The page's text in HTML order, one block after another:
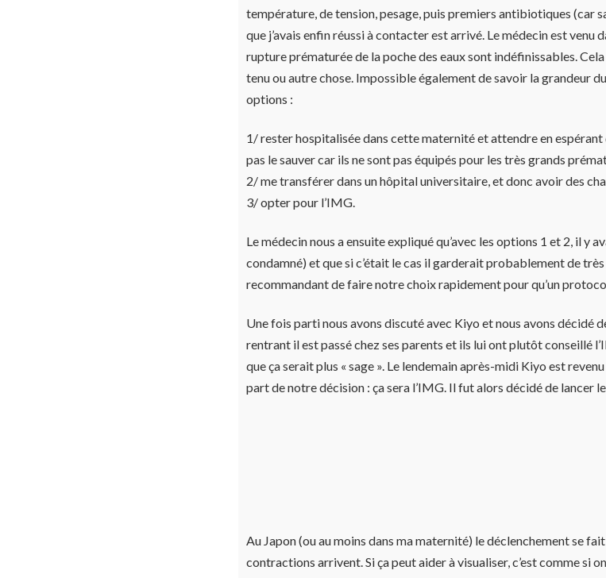
température, de tension, pesage, puis premiers antibiotiques (car
que j’avais enfin réussi à contacter est arrivé. Le médecin est venu
rupture prématurée de la poche des eaux sont indéfinissables.
tenu ou autre chose. Impossible également de savoir la grandeur
options :
1/ rester hospitalisée dans cette maternité et attendre en
pas le sauver car ils ne sont pas équipés pour les très grands
2/ me transférer dans un hôpital universitaire, et donc avoir des
3/ opter pour l’IMG.
Le médecin nous a ensuite expliqué qu’avec les options 1 et 2, il y
condamné) et que si c’était le cas il garderait probablement de
recommandant de faire notre choix rapidement pour qu’un
Une fois parti nous avons discuté avec Kiyo et nous avons
rentrant il est passé chez ses parents et ils lui ont plutôt conseillé
que ça serait plus « sage ». Le lendemain après-midi Kiyo est
part de notre décision : ça sera l’IMG. Il fut alors décidé de lancer
Au Japon (ou au moins dans ma maternité) le déclenchement se
contractions arrivent. Si ça peut aider à visualiser, c’est comme si